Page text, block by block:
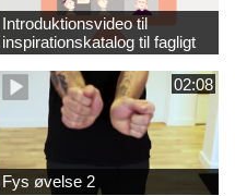
Introduktionsvideo til
inspirationskatalog til fagligt
løft
02:08
Fys øvelse 2